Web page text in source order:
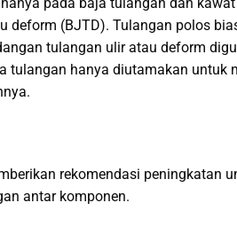
deform (BJTD). Tulangan polos
tulangan ulir atau deform
hanya diutamakan untuk
rekomendasi peningkatan
antar komponen.